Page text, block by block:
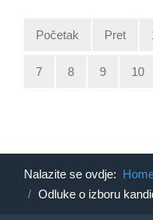
Početak Pret
7 8 9 10
Nalazite se ovdje:
Odluke o izboru